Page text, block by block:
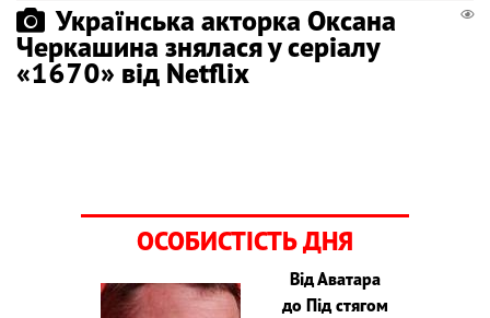
Українська акторка Оксана
Черкашина знялася у серіалу
«1670» від Netflix
ОСОБИСТІСТЬ ДНЯ
Від Аватара
до Під стягом